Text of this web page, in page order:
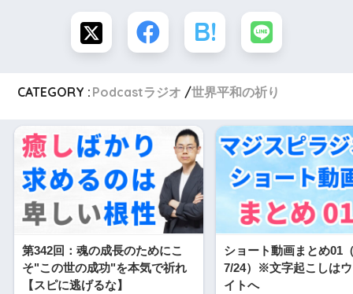
CATEGORY : Podcastラジオ 世界平和の祈り
第342回：魂の成長のためにこ
そ"この世の成功"を本気で祈れ
【スピに逃げるな】
ショート動画まとめ01
7/24）※文字起こしは
イトへ